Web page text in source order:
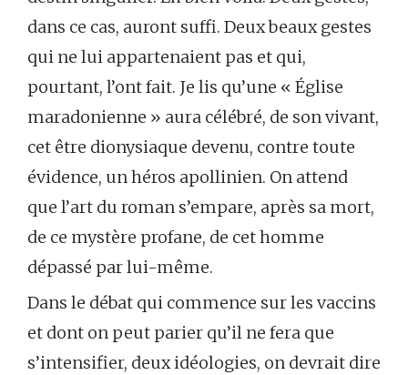
dans ce cas, auront suffi. Deux beaux gestes
qui ne lui appartenaient pas et qui,
pourtant, l’ont fait. Je lis qu’une « Église
maradonienne » aura célébré, de son vivant,
cet être dionysiaque devenu, contre toute
évidence, un héros apollinien. On attend
que l’art du roman s’empare, après sa mort,
de ce mystère profane, de cet homme
dépassé par lui-même.
Dans le débat qui commence sur les vaccins
et dont on peut parier qu’il ne fera que
s’intensifier, deux idéologies, on devrait dire